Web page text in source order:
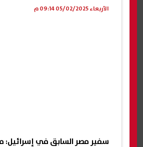
الأربعاء 05/02/2025 09:14 م
سفير مصر السابق في إسرائيل: